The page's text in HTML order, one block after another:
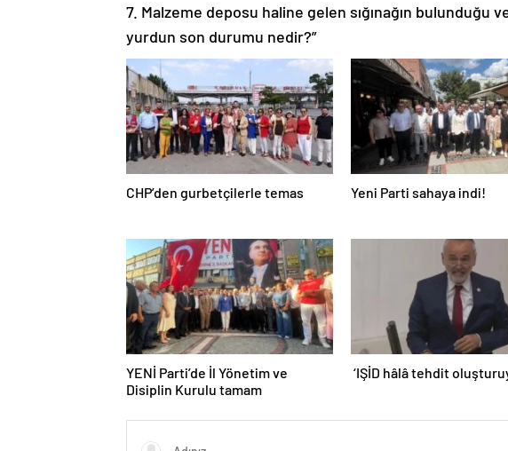
7. Malzeme deposu haline gelen sığınağın bulunduğu
yurdun son durumu nedir?”
CHP’den gurbetçilerle temas Yeni Parti sahaya indi!
YENİ Parti’de İl Yönetim ve
Disiplin Kurulu tamam
‘IŞİD hâlâ tehdit